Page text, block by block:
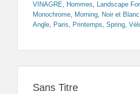
VINAGRE, Hommes, Landscape
Monochrome, Morning, Noir et Blanc
Angle, Paris, Printemps, Spring,
Sans Titre